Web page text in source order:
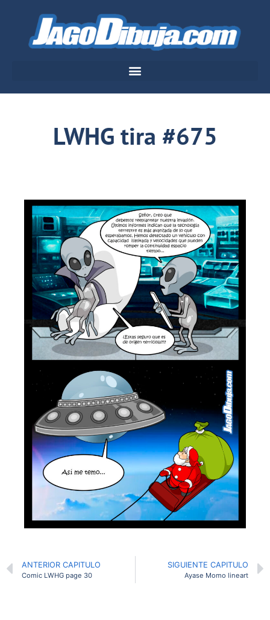
LWHG tira #675
ANTERIOR CAPITULO
Comic LWHG page 30
SIGUIENTE CAPITULO
Ayase Momo lineart